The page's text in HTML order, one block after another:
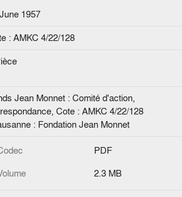
1957
: AMKC 4/22/128
Jean Monnet : Comité d'action,
Cote : AMKC 4/22/128
: Fondation Jean Monnet
PDF
2.3 MB